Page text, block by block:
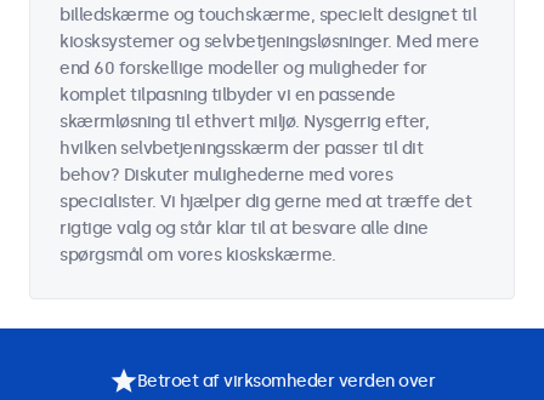
billedskærme og touchskærme, specielt designet til
kiosksystemer og selvbetjeningsløsninger. Med mere
end 60 forskellige modeller og muligheder for
komplet tilpasning tilbyder vi en passende
skærmløsning til ethvert miljø. Nysgerrig efter,
hvilken selvbetjeningsskærm der passer til dit
behov? Diskuter mulighederne med vores
specialister. Vi hjælper dig gerne med at træffe det
rigtige valg og står klar til at besvare alle dine
spørgsmål om vores kioskskærme.
Betroet af virksomheder verden over